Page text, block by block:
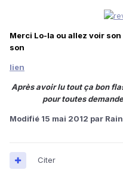
Merci Lo-la ou allez voir
son
lien
Après avoir lu tout ça bon
pour toutes
Modifié 15 mai 2012 par
Citer